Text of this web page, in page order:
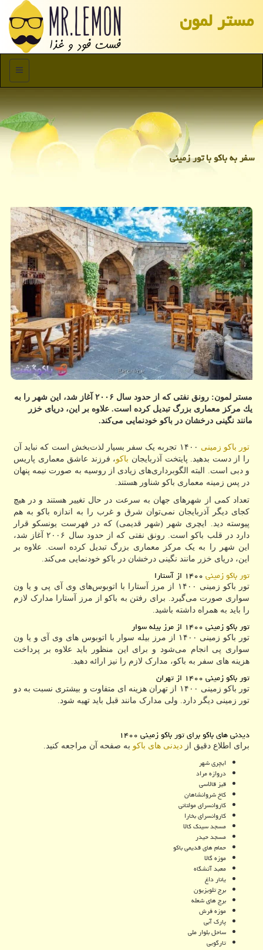
مستر لمون
منو
سفر به باكو با تور زمینی
مستر لمون: رونق نفتی كه از حدود سال ۲۰۰۶ آغاز شد، این شهر را به
یك مركز معماری بزرگ تبدیل كرده است. علاوه بر این، دریای خزر
مانند نگینی درخشان در باكو خودنمایی می‌كند.
تور باکو زمینی
۱۴۰۰ تجربه یک سفر بسیار لذت‌بخش است که نباید آن
را از دست بدهید. پایتخت آذربایجان باکو، فرزند عاشق معماری پاریس
و دبی است. البته الگوبرداری‌های زیادی از روسیه به صورت نیمه پنهان
در پس زمینه معماری باکو شناور هستند.
تعداد کمی از شهرهای جهان به سرعت در حال تغییر هستند و در هیچ
کجای دیگر آذربایجان نمی‌توان شرق و غرب را به اندازه باکو به هم
پیوسته دید. ایچری شهر (شهر قدیمی) که در فهرست یونسکو قرار
دارد در قلب باکو است. رونق نفتی که از حدود سال ۲۰۰۶ آغاز شد،
این شهر را به یک مرکز معماری بزرگ تبدیل کرده است. علاوه بر
این، دریای خزر مانند نگینی درخشان در باکو خودنمایی می‌کند.
تور باکو زمینی
تور باکو زمینی ۱۴۰۰ از مرز آستارا با اتوبوس‌های وی آی پی و یا ون
سواری صورت می‌گیرد. برای رفتن به باکو از مرز آستارا مدارک لازم
را باید به همراه داشته باشید.
تور باکو زمینی ۱۴۰۰ از مرز بیله سوار
تور باکو زمینی ۱۴۰۰ از مرز بیله سوار با اتوبوس های وی آی و یا ون
سواری پی انجام می‌شود و برای این منظور باید علاوه بر پرداخت
هزینه های سفر به باکو، مدارک لازم را نیز ارائه دهید.
تور باکو زمینی ۱۴۰۰ از تهران
تور باکو زمینی ۱۴۰۰ از تهران هزینه ای متفاوت و بیشتری نسبت به دو
تور زمینی دیگر دارد. ولی مدارک مانند قبل باید تهیه شود.
دیدنی های باکو برای تور باکو زمینی ۱۴۰۰
برای اطلاع دقیق از دیدنی های باکو به صفحه آن مراجعه کنید.
ایچری شهر
دروازه مراد
قیز قالاسی
کاخ شروانشاهان
کاروانسرای مولتانی
کاروانسرای بخارا
مسجد سینک کالا
مسجد حیدر
حمام های قدیمی باکو
موزه گالا
معبد آتشگاه
یانار داغ
برج تلویزیون
برج های شعله
موزه فرش
پارک آبی
ساحل بلوار ملی
تارگویی